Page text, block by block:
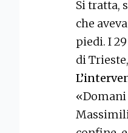
Si tratta,
che
piedi. I
di
«Domani